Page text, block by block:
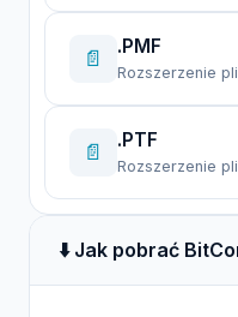
📄 .PMF
Rozszerzenie
📄 .PTF
Rozszerzenie
⬇️ Jak pobrać